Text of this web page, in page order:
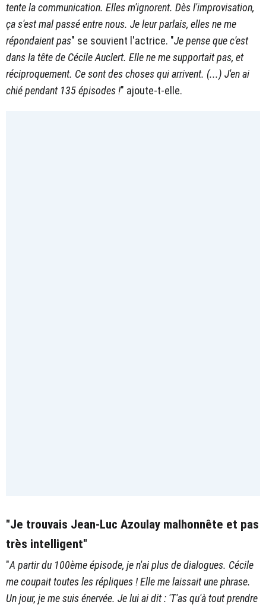
tente la communication. Elles m'ignorent. Dès l'improvisation,
ça s'est mal passé entre nous. Je leur parlais, elles ne me
répondaient pas" se souvient l'actrice. "Je pense que c'est
dans la tête de Cécile Auclert. Elle ne me supportait pas, et
réciproquement. Ce sont des choses qui arrivent. (...) J'en ai
chié pendant 135 épisodes !" ajoute-t-elle.
"Je trouvais Jean-Luc Azoulay malhonnête et pas
très intelligent"
"A partir du 100ème épisode, je n'ai plus de dialogues. Cécile
me coupait toutes les répliques ! Elle me laissait une phrase.
Un jour, je me suis énervée. Je lui ai dit : 'T'as qu'à tout prendre